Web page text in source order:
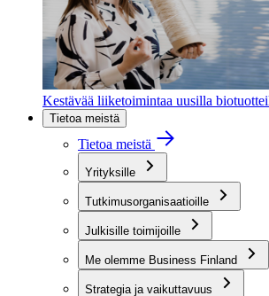
Kestävää liiketoimintaa uusilla
Tietoa meistä
Tietoa meistä
Yrityksille
Tutkimusorganisaatioille
Julkisille toimijoille
Me olemme Business Finland
Strategia ja vaikuttavuus